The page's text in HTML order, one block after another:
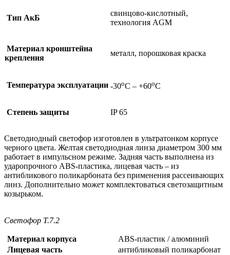
Тип АкБ
свинцово-кислотный,
технология AGM
Материал кронштейна
крепления
металл, порошковая краска
Температура эксплуатации -30оС – +60оС
Степень защиты IP 65
Светодиодный светофор изготовлен в ультратонком корпусе
черного цвета. Желтая светодиодная линза диаметром 300 мм
работает в импульсном режиме. Задняя часть выполнена из
ударопрочного ABS-пластика, лицевая часть – из
антибликового поликарбоната без применения рассеивающих
линз. Дополнительно может комплектоваться светозащитным
козырьком.
Светофор Т.7.2
Материал корпуса
ABS-пластик / алюминий
Лицевая часть
антибликовый поликарбонат